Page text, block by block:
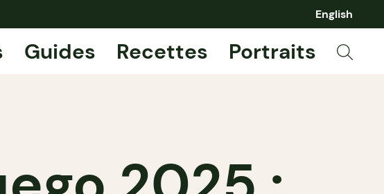
English
Guides Recettes Portraits